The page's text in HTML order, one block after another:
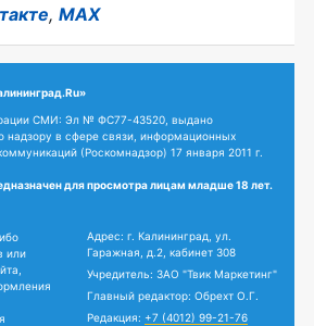
, MAX
СМИ: Эл № ФС77-43520, выдано
надзору в сфере связи, информационных
(Роскомнадзор) 17 января 2011 г.
для просмотра лицам младше 18 лет.
или
Адрес: г. Калининград, ул.
Гаражная, д.2, кабинет 308
Учредитель: ЗАО "Твик Маркетинг"
Главный редактор: Обрехт О.Г.
Редакция: +7 (4012) 99-21-76